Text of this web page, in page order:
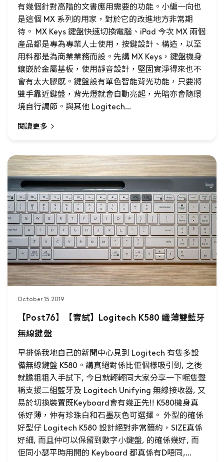
有幾個針對高階的文書應用需要的功能。小編一向也
是這個 MX 系列的用家，對於它的改進地方非常期
待。 MX Keys 鍵盤快速切換電腦、iPad 今次 MX 兩個
產品都是專為專業人士使用，按鍵設計、構造，以至
用料都是為商業業務而設。先講 MX Keys，鍵盤機身
鑲嵌於金屬基板，使用靜音設計，堅固實淨得來也不
會有太大膠感。鍵盤設有單色智能背光功能，只要將
雙手靠近鍵盤，背光燈就會自動亮起，光暗亦會隨環
境自行調節。與其他 Logitech...
閱讀更多
October 15 2019
【Post76】【實試】Logitech K580 纖薄雙藍牙
無線鍵盤
早排係我地自己的新聞中心見到 Logitech 有隻多設
備無線鍵盤 K580。講真絕對係比佢個樣吸引到, 之後
就膽粗粗入手試下, 今日就輕輕同大家分享一下呢隻聲
稱支援二組藍牙及 Logitech Unifying 無線接收器, 又
易於切換裝置既Keyboard會有幾正先!! K580機身真
係好薄，仲有珍珠白和石墨灰色可選擇。 外型的確係
好型仔 Logitech K580 設計絕對非常簡約，SIZE真係
好細, 而且仲可以保留到數字小鍵盤, 的確係幾好, 而
佢同小瑟平時用開的 Keyboard 都真係有D唔同,...